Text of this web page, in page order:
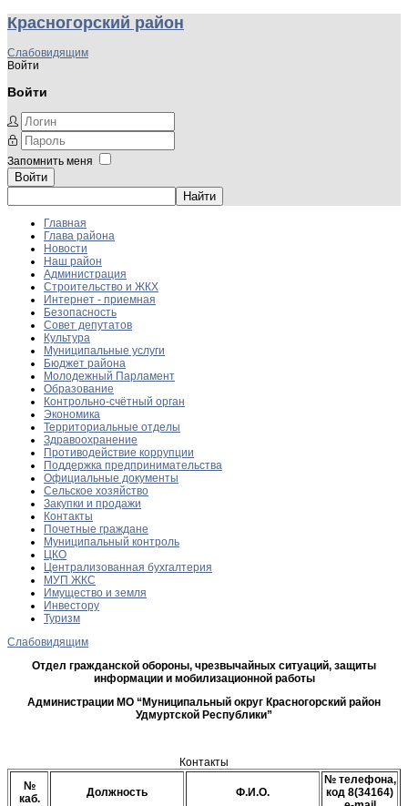
Красногорский район
Слабовидящим
Войти
Войти
Запомнить меня
Войти
Главная
Глава района
Новости
Наш район
Администрация
Строительство и ЖКХ
Интернет - приемная
Безопасность
Совет депутатов
Культура
Муниципальные услуги
Бюджет района
Молодежный Парламент
Образование
Контрольно-счётный орган
Экономика
Территориальные отделы
Здравоохранение
Противодействие коррупции
Поддержка предпринимательства
Официальные документы
Сельское хозяйство
Закупки и продажи
Контакты
Почетные граждане
Муниципальный контроль
ЦКО
Централизованная бухгалтерия
МУП ЖКС
Имущество и земля
Инвестору
Туризм
Слабовидящим
Отдел гражданской обороны, чрезвычайных ситуаций, защиты
информации и мобилизационной работы
Администрации МО “Муниципальный округ Красногорский район
Удмуртской Республики”
Контакты
№
каб.
Должность Ф.И.О.
№ телефона,
код 8(34164)